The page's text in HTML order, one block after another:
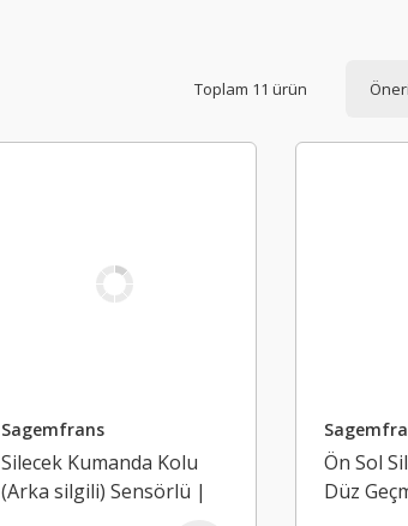
Toplam 11 ürün
Sagemfrans
Silecek Kumanda Kolu
(Arka silgili) Sensörlü |
Ön Sol
Düz